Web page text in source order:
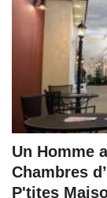
Un Homme
Chambres
P'tites